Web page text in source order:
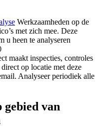
Werkzaamheden op de
met zich mee. Deze
u heen te analyseren
maakt inspecties, controles
op locatie met deze
Analyseer periodiek alle
van